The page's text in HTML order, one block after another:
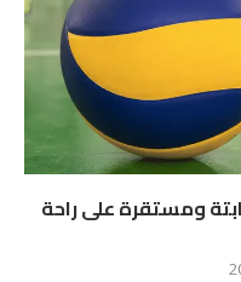
ومستقرة على راحة